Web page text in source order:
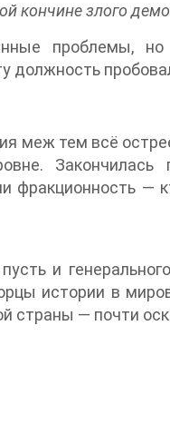
кончине злого
проблемы, но
должность
меж тем всё
Закончилась
фракционность —
и
истории в
страны — почти